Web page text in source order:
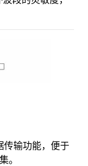
传输功能，便于
。